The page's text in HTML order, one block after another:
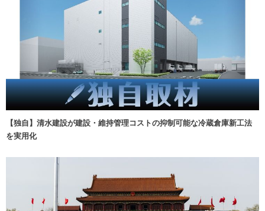
【独自】清水建設が建設・維持管理コストの抑制可能な冷蔵倉庫新工法
を実用化